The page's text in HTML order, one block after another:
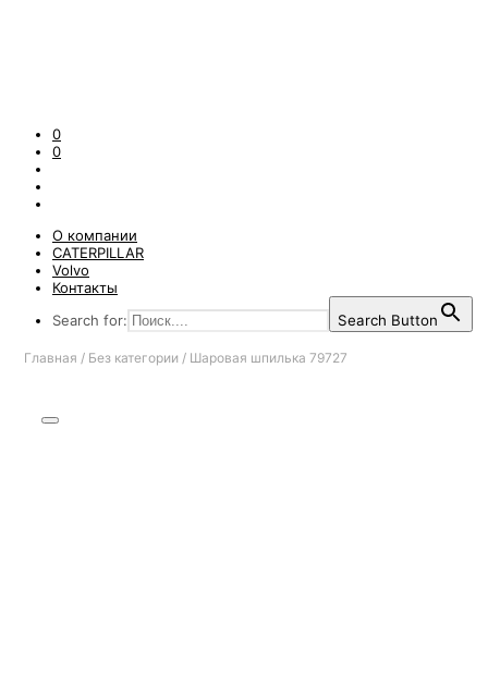
0
0
О компании
CATERPILLAR
Volvo
Контакты
Search for:
Search Button
Главная / Без категории / Шаровая шпилька 79727